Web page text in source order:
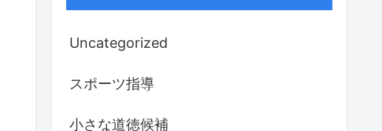
Uncategorized
スポーツ指導
小さな道徳候補